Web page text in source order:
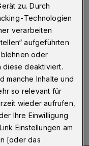
musste am
die Straße
Erdgeschoss
zu. Durch
Technologien
verarbeiten
aufgeführten
oder
diese deaktiviert.
manche Inhalte und
so relevant für
wieder aufrufen,
Ihre Einwilligung
Einstellungen am
[oder das